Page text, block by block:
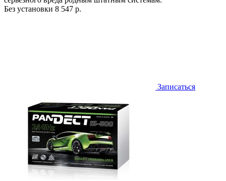
Без установки 8 547 р.
Записаться